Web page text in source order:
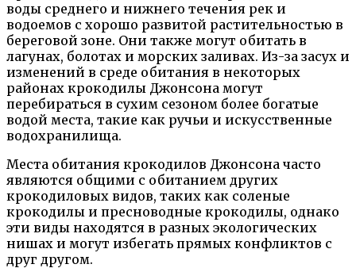
воды среднего и нижнего течения рек и
водоемов с хорошо развитой растительностью в
береговой зоне. Они также могут обитать в
лагунах, болотах и морских заливах. Из-за засух и
изменений в среде обитания в некоторых
районах крокодилы Джонсона могут
перебираться в сухим сезоном более богатые
водой места, такие как ручьи и искусственные
водохранилища.
Места обитания крокодилов Джонсона часто
являются общими с обитанием других
крокодиловых видов, таких как соленые
крокодилы и пресноводные крокодилы, однако
эти виды находятся в разных экологических
нишах и могут избегать прямых конфликтов с
друг другом.